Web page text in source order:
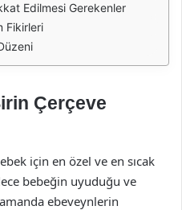
Edilmesi Gerekenler
Fikirleri
Çerçeve
için en özel ve en sıcak
bebeğin uyuduğu ve
ebeveynlerin